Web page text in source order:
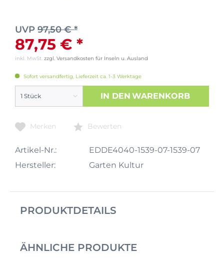
UVP 97,50 € *
87,75 € *
inkl. MwSt. zzgl. Versandkosten für Inseln u. Ausland
Sofort versandfertig, Lieferzeit ca. 1-3 Werktage
IN DEN WARENKORB
Merken Bewerten
Artikel-Nr.:
EDDE4040-1539-07-1539-07
Hersteller:
Garten Kultur
PRODUKTDETAILS
ÄHNLICHE PRODUKTE